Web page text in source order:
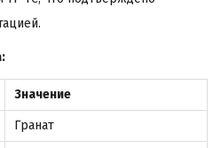
Значение
Гранат